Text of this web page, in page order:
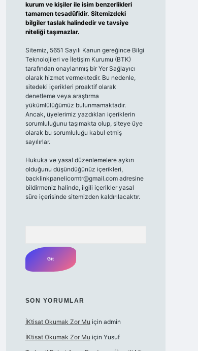
kurum ve kişiler ile isim benzerlikleri
tamamen tesadüfidir. Sitemizdeki
bilgiler taslak halindedir ve tavsiye
niteliği taşımazlar.
Sitemiz, 5651 Sayılı Kanun gereğince Bilgi
Teknolojileri ve İletişim Kurumu (BTK)
tarafından onaylanmış bir Yer Sağlayıcı
olarak hizmet vermektedir. Bu nedenle,
sitedeki içerikleri proaktif olarak
denetleme veya araştırma
yükümlülüğümüz bulunmamaktadır.
Ancak, üyelerimiz yazdıkları içeriklerin
sorumluluğunu taşımakta olup, siteye üye
olarak bu sorumluluğu kabul etmiş
sayılırlar.
Hukuka ve yasal düzenlemelere aykırı
olduğunu düşündüğünüz içerikleri,
backlinkpanelicomtr@gmail.comadresine
bildirmeniz halinde, ilgili içerikler yasal
süre içerisinde sitemizden kaldırılacaktır.
SON YORUMLAR
İKtisat Okumak Zor Mu için admin
İKtisat Okumak Zor Mu için Yusuf